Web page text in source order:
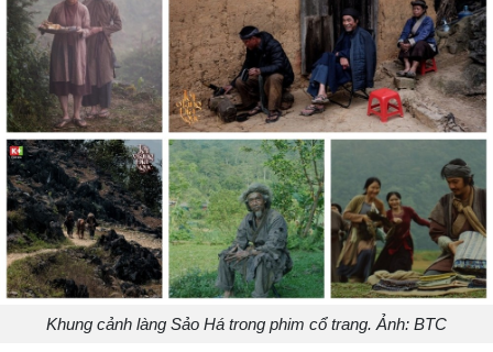
Khung cảnh làng Sảo Há trong phim cổ trang. Ảnh: BTC